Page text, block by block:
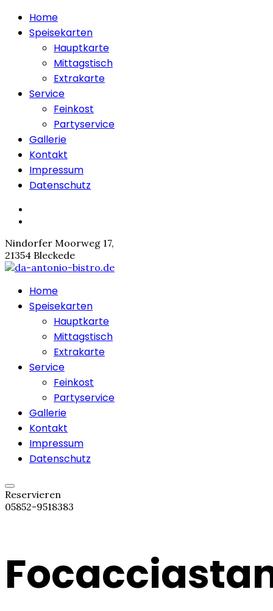
Home
Speisekarten
Hauptkarte
Mittagstisch
Extrakarte
Service
Feinkost
Partyservice
Gallerie
Kontakt
Impressum
Datenschutz
Nindorfer Moorweg 17,
21354 Bleckede
Home
Speisekarten
Hauptkarte
Mittagstisch
Extrakarte
Service
Feinkost
Partyservice
Gallerie
Kontakt
Impressum
Datenschutz
Reservieren
05852-9518383